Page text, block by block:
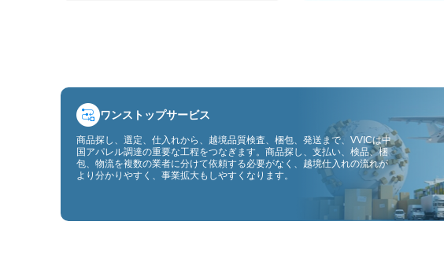
ワンストップサービス
商品探し、選定、仕入れから、越境品質検査、梱包、発送まで、VVICは中
国アパレル調達の重要な工程をつなぎます。商品探し、支払い、検品、梱
包、物流を複数の業者に分けて依頼する必要がなく、越境仕入れの流れが
より分かりやすく、事業拡大もしやすくなります。